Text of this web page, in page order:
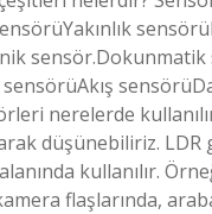
sensör.Dokunmatik
nerelerde
düşünebiliriz. LDR
kullanılır.
flaşlarında,